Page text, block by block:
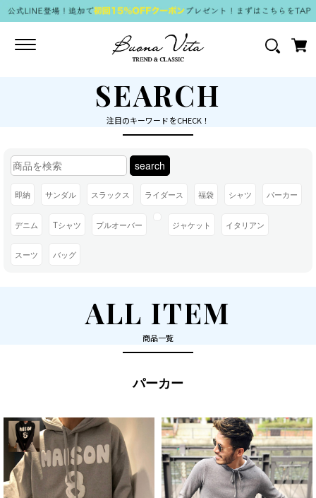
Toggle
SEARCH
注目のキーワードをCHECK！
search
即納 サンダル スラックス ライダース 福袋 シャツ パーカー
デニム Tシャツ プルオーバー ジャケット イタリアン
スーツ バッグ
ALL ITEM
商品一覧
パーカー